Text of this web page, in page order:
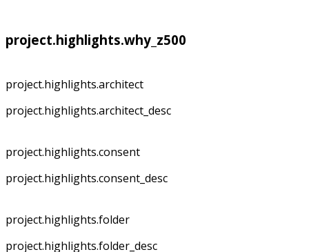
project.highlights.why_z500
project.highlights.architect
project.highlights.architect_desc
project.highlights.consent
project.highlights.consent_desc
project.highlights.folder
project.highlights.folder_desc